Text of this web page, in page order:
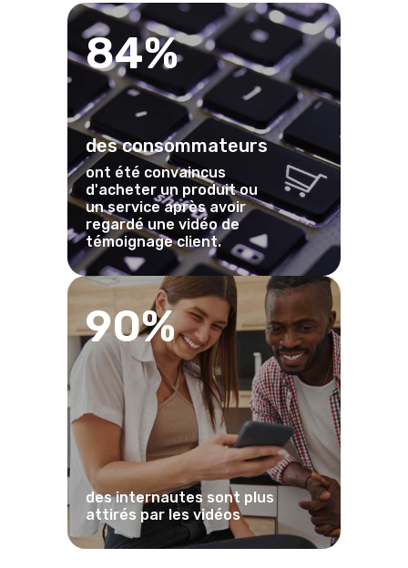
84%
des consommateurs
ont été convaincus
d'acheter un produit ou
un service après avoir
regardé une vidéo de
témoignage client.
90%
des internautes sont plus
attirés par les vidéos